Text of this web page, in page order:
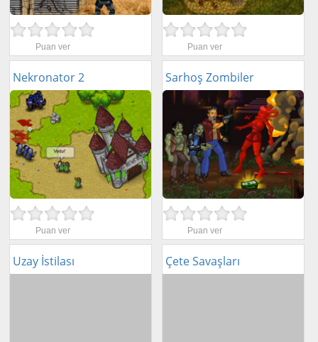
Puan ver Puan ver
Nekronator 2
Puan ver
Sarhoş Zombiler
Puan ver
Uzay İstilası Çete Savaşları